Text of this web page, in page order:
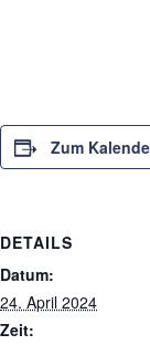
Zum
DETAILS
Datum:
24. April 2024
Zeit: